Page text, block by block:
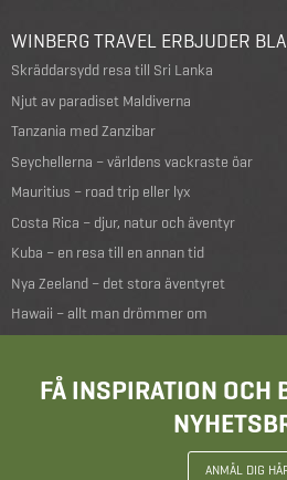
WINBERG TRAVEL ERBJUDER
Skräddarsydd resa till Sri Lanka
Njut av paradiset Maldiverna
Tanzania med Zanzibar
Seychellerna – världens vackraste öar
Mauritius – road trip eller lyx
Costa Rica – djur, natur och äventyr
Kuba – en resa till en annan tid
Nya Zeeland – det stora äventyret
Hawaii – allt man drömmer om
FÅ INSPIRATION OCH
ANMÄL DIG